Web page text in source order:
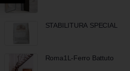
STABILITURA SPECIAL
Roma1L-Ferro Battuto